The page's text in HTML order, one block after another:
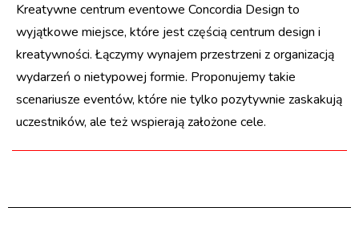
Kreatywne centrum eventowe Concordia Design to
wyjątkowe miejsce, które jest częścią centrum design i
kreatywności. Łączymy wynajem przestrzeni z organizacją
wydarzeń o nietypowej formie. Proponujemy takie
scenariusze eventów, które nie tylko pozytywnie zaskakują
uczestników, ale też wspierają założone cele.